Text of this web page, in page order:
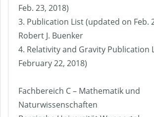
Feb. 23, 2018)
3. Publication List (updated on Feb.
Robert J. Buenker
4. Relativity and Gravity Publication
February 22, 2018)
Fachbereich C – Mathematik und
Naturwissenschaften